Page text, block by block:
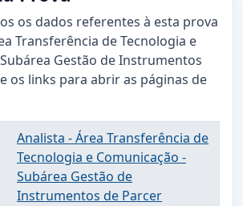
os dados referentes à esta prova
Transferência de Tecnologia e
Gestão de Instrumentos
os links para abrir as páginas de
Analista - Área Transferência de
Tecnologia e Comunicação -
Subárea Gestão de
Instrumentos de Parcer